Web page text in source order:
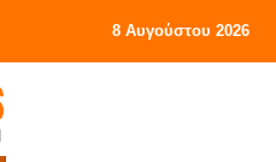
8 Αυγούστου 2026